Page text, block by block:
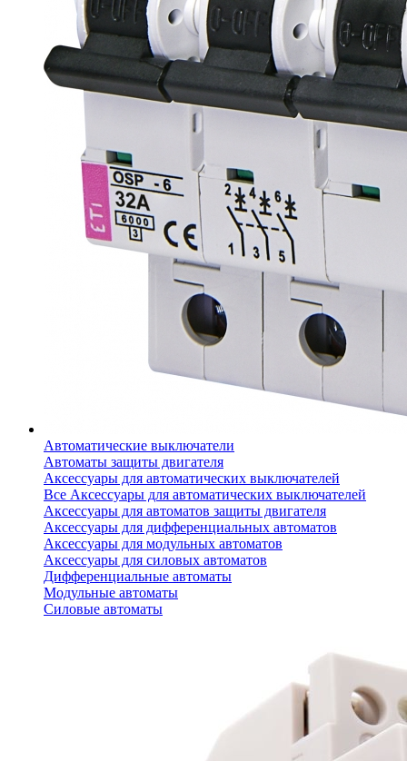
Автоматические выключатели
Автоматы защиты двигателя
Аксессуары для автоматических выключателей
Все Аксессуары для автоматических выключателей
Аксессуары для автоматов защиты двигателя
Аксессуары для дифференциальных автоматов
Аксессуары для модульных автоматов
Аксессуары для силовых автоматов
Дифференциальные автоматы
Модульные автоматы
Силовые автоматы